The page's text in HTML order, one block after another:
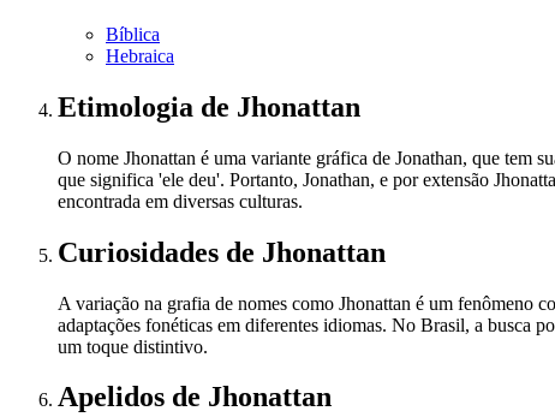
Bíblica
Hebraica
Etimologia de Jhonattan
O nome Jhonattan é uma variante gráfica de Jonathan, que tem
que significa 'ele deu'. Portanto, Jonathan, e por extensão
encontrada em diversas culturas.
Curiosidades de Jhonattan
A variação na grafia de nomes como Jhonattan é um fenômeno
adaptações fonéticas em diferentes idiomas. No Brasil, a busca
um toque distintivo.
Apelidos de Jhonattan